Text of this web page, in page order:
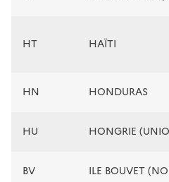
HT HAÏTI
HN HONDURAS
HU HONGRIE
BV ILE BOUVET